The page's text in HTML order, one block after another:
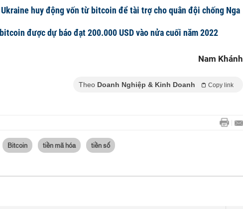
Ukraine huy động vốn từ bitcoin để tài trợ cho quân đội chống Nga
được dự báo đạt 200.000 USD vào nửa cuối năm 2022
Nam Khánh
Theo Doanh Nghiệp & Kinh Doanh Copy link
Bitcoin tiền mã hóa tiền số